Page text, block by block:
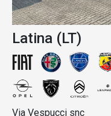
Latina (LT)
Via Vespucci snc